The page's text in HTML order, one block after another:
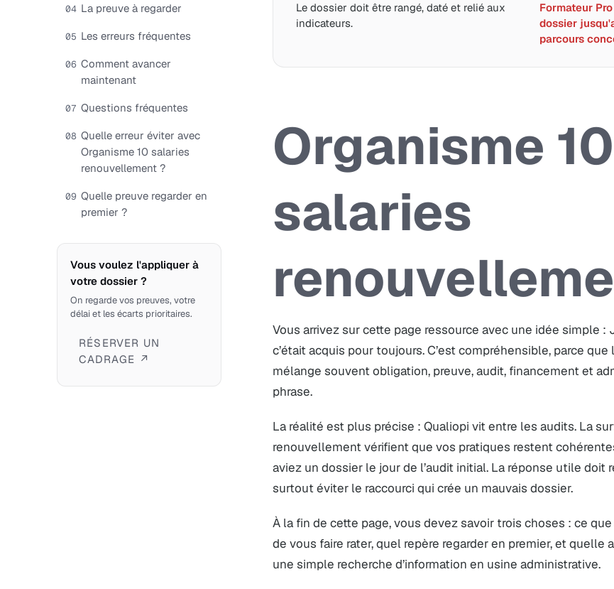
04 La preuve à regarder
05 Les erreurs fréquentes
06 Comment avancer
maintenant
07 Questions fréquentes
08 Quelle erreur éviter avec
Organisme 10 salaries
renouvellement ?
09 Quelle preuve regarder en
premier ?
Vous voulez l'appliquer à
votre dossier ?
On regarde vos preuves, votre
délai et les écarts prioritaires.
RÉSERVER UN
CADRAGE ↗
Le dossier doit être rangé, daté et relié aux
indicateurs.
Formateur
dossier
parcours
Organisme 10
salaries
Vous arrivez sur cette page ressource avec une idée simple :
c’était acquis pour toujours. C’est compréhensible, parce
mélange souvent obligation, preuve, audit, financement et
phrase.
La réalité est plus précise : Qualiopi vit entre les audits. La
renouvellement vérifient que vos pratiques restent
aviez un dossier le jour de l’audit initial. La réponse utile doit
surtout éviter le raccourci qui crée un mauvais dossier.
À la fin de cette page, vous devez savoir trois choses : ce
de vous faire rater, quel repère regarder en premier, et quelle
une simple recherche d’information en usine administrative.